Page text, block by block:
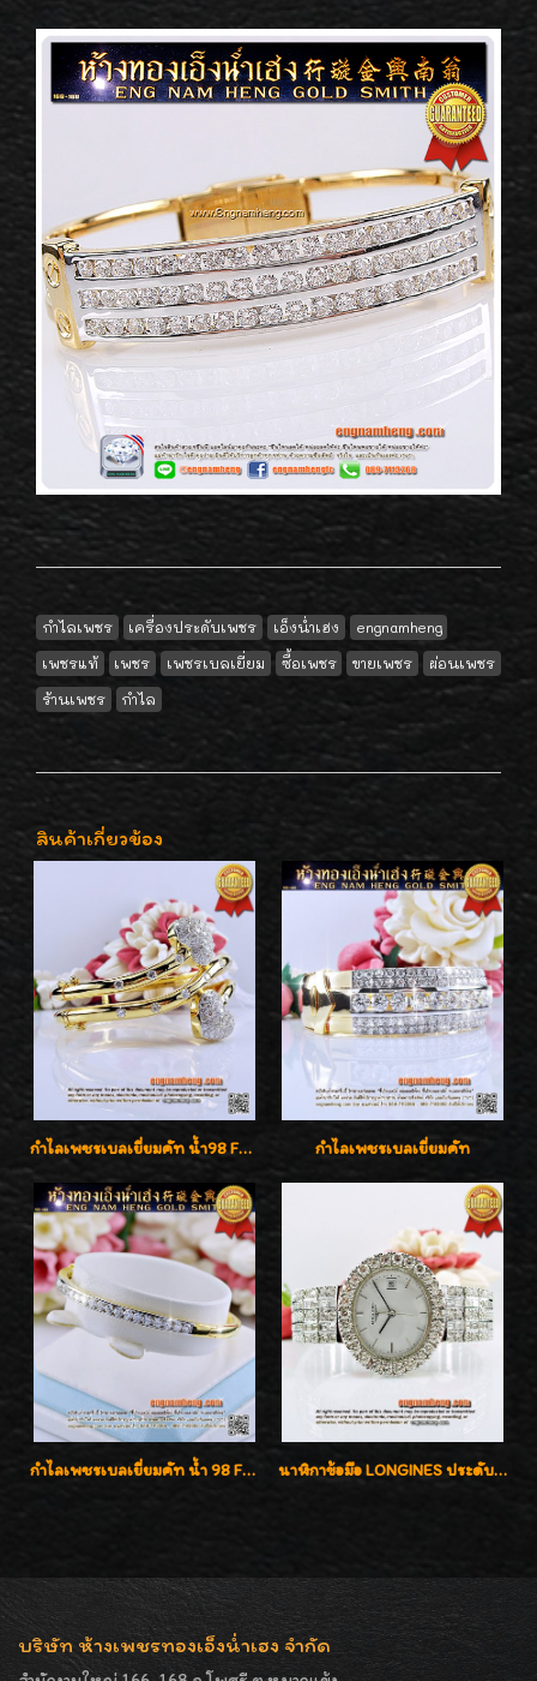
กำไลเพชร เครื่องประดับเพชร เอ็งน่ำเฮง
engnamheng
เพชรแท้
เพชร เพชรเบลเยี่ยม ซื้อเพชร ขายเพชร
ผ่อนเพชร
ร้านเพชร
กำไล
สินค้าเกี่ยวข้อง
กำไลเพชรเบลเยี่ยมคัท น้ำ98 F-Color/VVS น้ำหนักเพชรรวม 3.00 กะรัต สวยไม่ซ้ำใครค่ะ กำไลเพชรเบลเยี่ยมคัท
กำไลเพชรเบลเยี่ยมคัท น้ำ 98 F-Color/VVS เพชร 22 เม็ด น้ำหนักเพชรรวม 1.97 กะรัต ตัวเรือนตัน หนาแข็งแรง เพชรสวย ขาวจั๊ว ทุกเม็ด เล่นไฟ่วิ้งสุดๆค่ะ เปิดราคาโปรโมชั่น ถูกสุดๆค่ะ นาฬิกาข้อมือ LONGINES ประดับเพชร 5.20 กะรัต ใส่เล่น ใส่ออกงานหรูหราไฮโซค่ะ
บริษัท ห้างเพชรทองเอ็งน่ำเฮง จำกัด